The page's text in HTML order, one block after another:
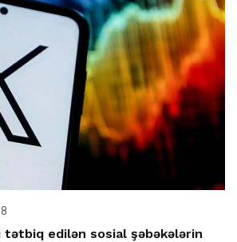
tətbiq edilən sosial şəbəkələrin